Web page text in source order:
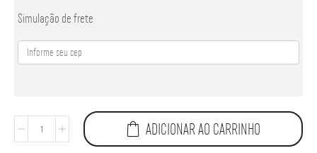
Simulação de frete
ADICIONAR AO CARRINHO